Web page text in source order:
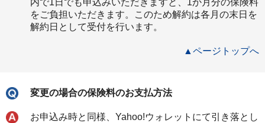
内で1日でも申込みいただきますと、1か月分の保険料
をご負担いただきます。このため解約は各月の末日を
解約日として受付を行います。
▲ページトップへ
変更の場合の保険料のお支払方法
お申込み時と同様、Yahoo!ウォレットにて引き落とし